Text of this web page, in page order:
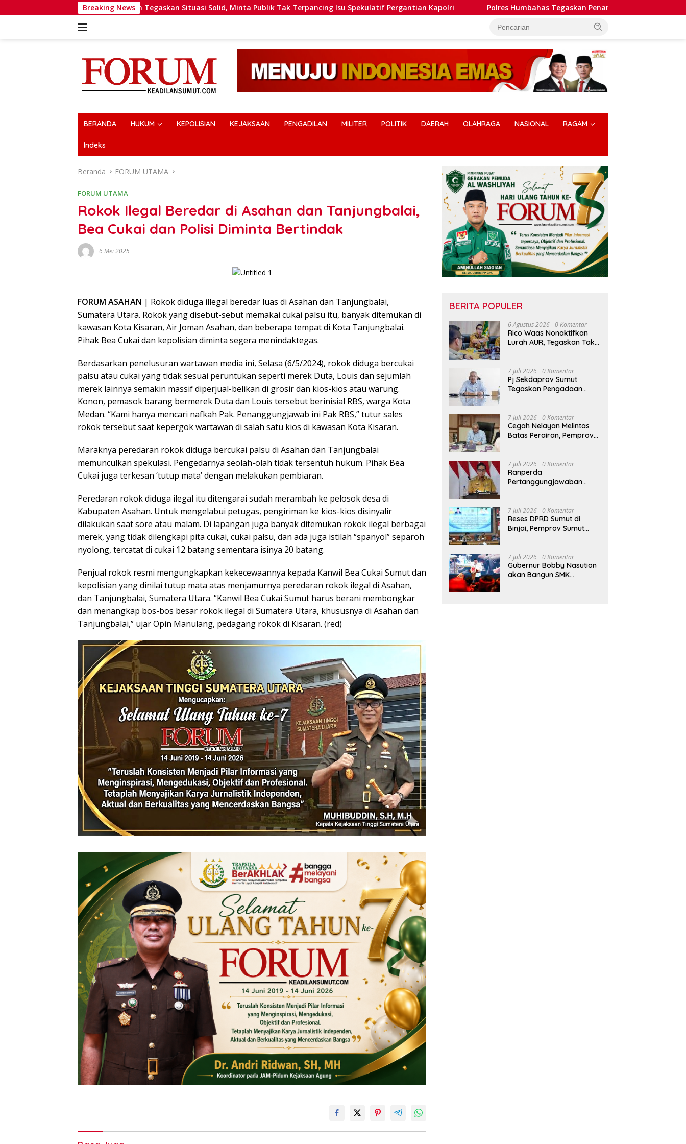
ke
Breaking News
GP Al-Washliyah Tegaskan Situasi Solid, Minta Publik Tak Terpancing Isu Spekulatif Pergantian Kapolri Polres Humbahas Tegaskan Penanganan Laporan Dugaan Pembakaran
BERANDA HUKUM KEPOLISIAN KEJAKSAAN PENGADILAN MILITER POLITIK DAERAH OLAHRAGA NASIONAL RAGAM
Indeks
Beranda FORUM UTAMA
FORUM UTAMA
Rokok Ilegal Beredar di Asahan dan Tanjungbalai,
Bea Cukai dan Polisi Diminta Bertindak
6 Mei 2025
FORUM ASAHAN | Rokok diduga illegal beredar luas di Asahan dan Tanjungbalai,
Sumatera Utara. Rokok yang disebut-sebut memakai cukai palsu itu, banyak ditemukan di
kawasan Kota Kisaran, Air Joman Asahan, dan beberapa tempat di Kota Tanjungbalai.
Pihak Bea Cukai dan kepolisian diminta segera menindaktegas.
Berdasarkan penelusuran wartawan media ini, Selasa (6/5/2024), rokok diduga bercukai
palsu atau cukai yang tidak sesuai peruntukan seperti merek Duta, Louis dan sejumlah
merek lainnya semakin massif diperjual-belikan di grosir dan kios-kios atau warung.
Konon, pemasok barang bermerek Duta dan Louis tersebut berinisial RBS, warga Kota
Medan. “Kami hanya mencari nafkah Pak. Penanggungjawab ini Pak RBS,” tutur sales
rokok tersebut saat kepergok wartawan di salah satu kios di kawasan Kota Kisaran.
Maraknya peredaran rokok diduga bercukai palsu di Asahan dan Tanjungbalai
memunculkan spekulasi. Pengedarnya seolah-olah tidak tersentuh hukum. Pihak Bea
Cukai juga terkesan ‘tutup mata’ dengan melakukan pembiaran.
Peredaran rokok diduga ilegal itu ditengarai sudah merambah ke pelosok desa di
Kabupaten Asahan. Untuk mengelabui petugas, pengiriman ke kios-kios disinyalir
dilakukan saat sore atau malam. Di lapangan juga banyak ditemukan rokok ilegal berbagai
merek, yang tidak dilengkapi pita cukai, cukai palsu, dan ada juga istilah “spanyol” separoh
nyolong, tercatat di cukai 12 batang sementara isinya 20 batang.
Penjual rokok resmi mengungkapkan kekecewaannya kepada Kanwil Bea Cukai Sumut dan
kepolisian yang dinilai tutup mata atas menjamurnya peredaran rokok ilegal di Asahan,
dan Tanjungbalai, Sumatera Utara. “Kanwil Bea Cukai Sumut harus berani membongkar
dan menangkap bos-bos besar rokok ilegal di Sumatera Utara, khususnya di Asahan dan
Tanjungbalai,” ujar Opin Manulang, pedagang rokok di Kisaran. (red)
BERITA POPULER
6 Agustus 2026 0 Komentar
Rico Waas Nonaktifkan
Lurah AUR, Tegaskan Tak
Wewenang
7 Juli 2026 0 Komentar
Pj Sekdaprov Sumut
Tegaskan Pengadaan
dan Akuntabel
7 Juli 2026 0 Komentar
Cegah Nelayan Melintas
Batas Perairan, Pemprov
7 Juli 2026 0 Komentar
Ranperda
Pertanggungjawaban
Medan Apresiasi Sinergitas
Antara Legislatif dan
Eksekutif
7 Juli 2026 0 Komentar
Reses DPRD Sumut di
Binjai, Pemprov Sumut
Infrastruktur
7 Juli 2026 0 Komentar
Gubernur Bobby Nasution
akan Bangun SMK